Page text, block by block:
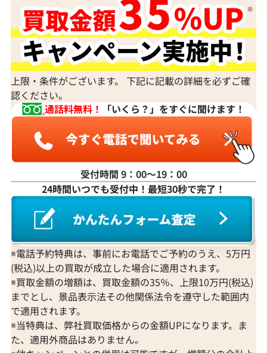
ダイヤモンドの買取価格には、どんなことが影響しま
すか？
身分証明書がなぜ必要？
上限・条件がございます。 下記に記載の詳細を必ずご確
認ください。
通話料無料！
「いくら？」をすぐに聞けます！
受付時間 9：00〜19：00
24時間いつでも受付中！最短30秒で完了！
※電話予約特典は、事前にお電話でご予約のうえ、5万円
(税込)以上の買取が成立した場合に適用されます。
※買取金額の増額は、買取金額の35％、上限10万円(税込)
までとし、景品表示法その他関係法令を遵守した範囲内
で適用されます。
※当特典は、弊社買取価格からの金額UPになります。ま
た、適用外商品はありません。